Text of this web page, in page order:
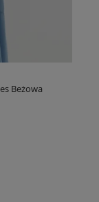
Beżowa